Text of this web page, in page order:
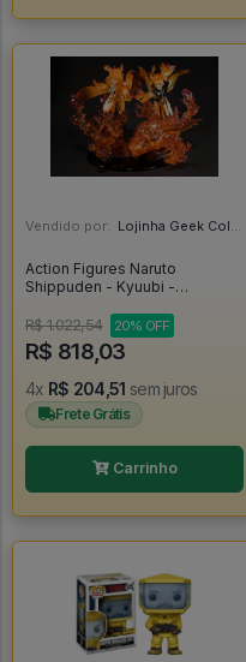
Vendido por: Lojinha Geek Colecionáveis - DF
Action Figures Naruto
Shippuden - Kyuubi -
Naruto - Manto Da Kurama -
Figuarts Zero - Kizuna Relation
(bandai Spirits) - Naruto
R$ 1.022,54 20% OFF
R$ 818,03
4x R$ 204,51 sem juros
Frete Grátis
Carrinho